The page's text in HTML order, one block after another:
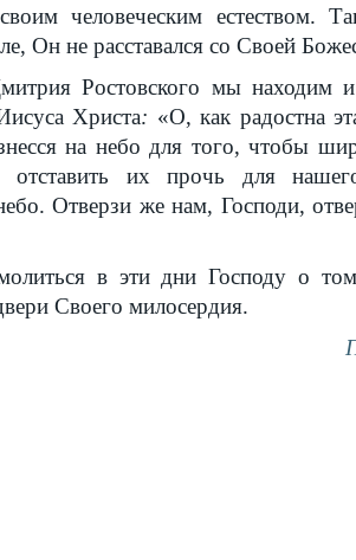
человеческим естеством.
Он не расставался со Своей
Ростовского мы находим
Христа: «О, как радостна
на небо для того, чтобы
отставить их прочь для нашего
Отверзи же нам, Господи,
в эти дни Господу о
Своего милосердия.